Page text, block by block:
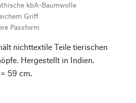
kbA-Baumwolle
Griff
Passform
nichttextile Teile tierischen
Hergestellt in Indien.
59 cm.